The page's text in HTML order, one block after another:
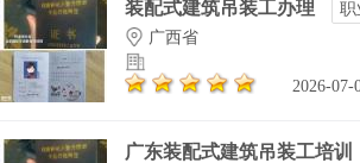
装配式建筑吊装工办理
职
广西省
2026-07-
广东装配式建筑吊装工培训